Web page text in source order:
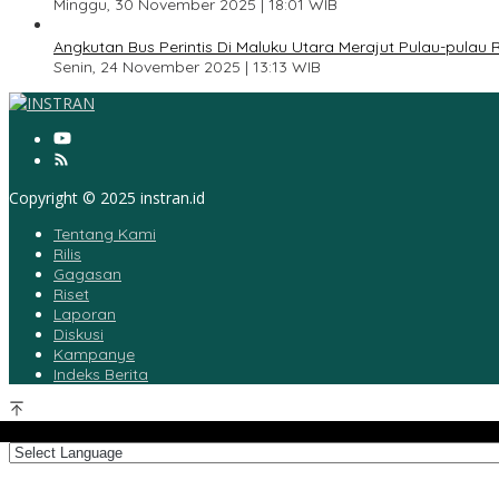
Minggu, 30 November 2025 | 18:01 WIB
Angkutan Bus Perintis Di Maluku Utara Merajut Pulau-pulau
Senin, 24 November 2025 | 13:13 WIB
Copyright © 2025 instran.id
Tentang Kami
Rilis
Gagasan
Riset
Laporan
Diskusi
Kampanye
Indeks Berita